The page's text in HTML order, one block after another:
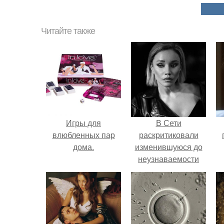
Читайте также
Игры для
влюбленных пар
дома.
В Сети
раскритиковали
изменившуюся до
неузнаваемости
Марину зудину.